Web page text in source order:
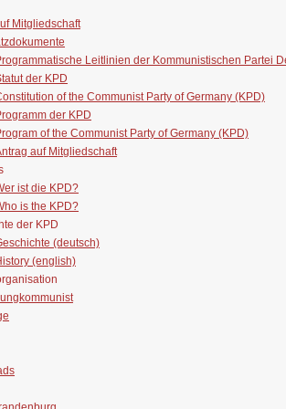
Mitgliedschaft
Leitlinien der Kommunistischen Partei
der KPD
of the Communist Party of Germany (KPD)
der KPD
of the Communist Party of Germany (KPD)
auf Mitgliedschaft
ist die KPD?
is the KPD?
der KPD
(deutsch)
(english)